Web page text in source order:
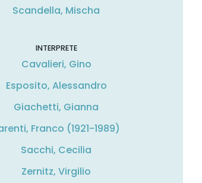
Scandella, Mischa
INTERPRETE
Cavalieri, Gino
Esposito, Alessandro
Giachetti, Gianna
Franco (1921-1989)
Sacchi, Cecilia
Zernitz, Virgilio